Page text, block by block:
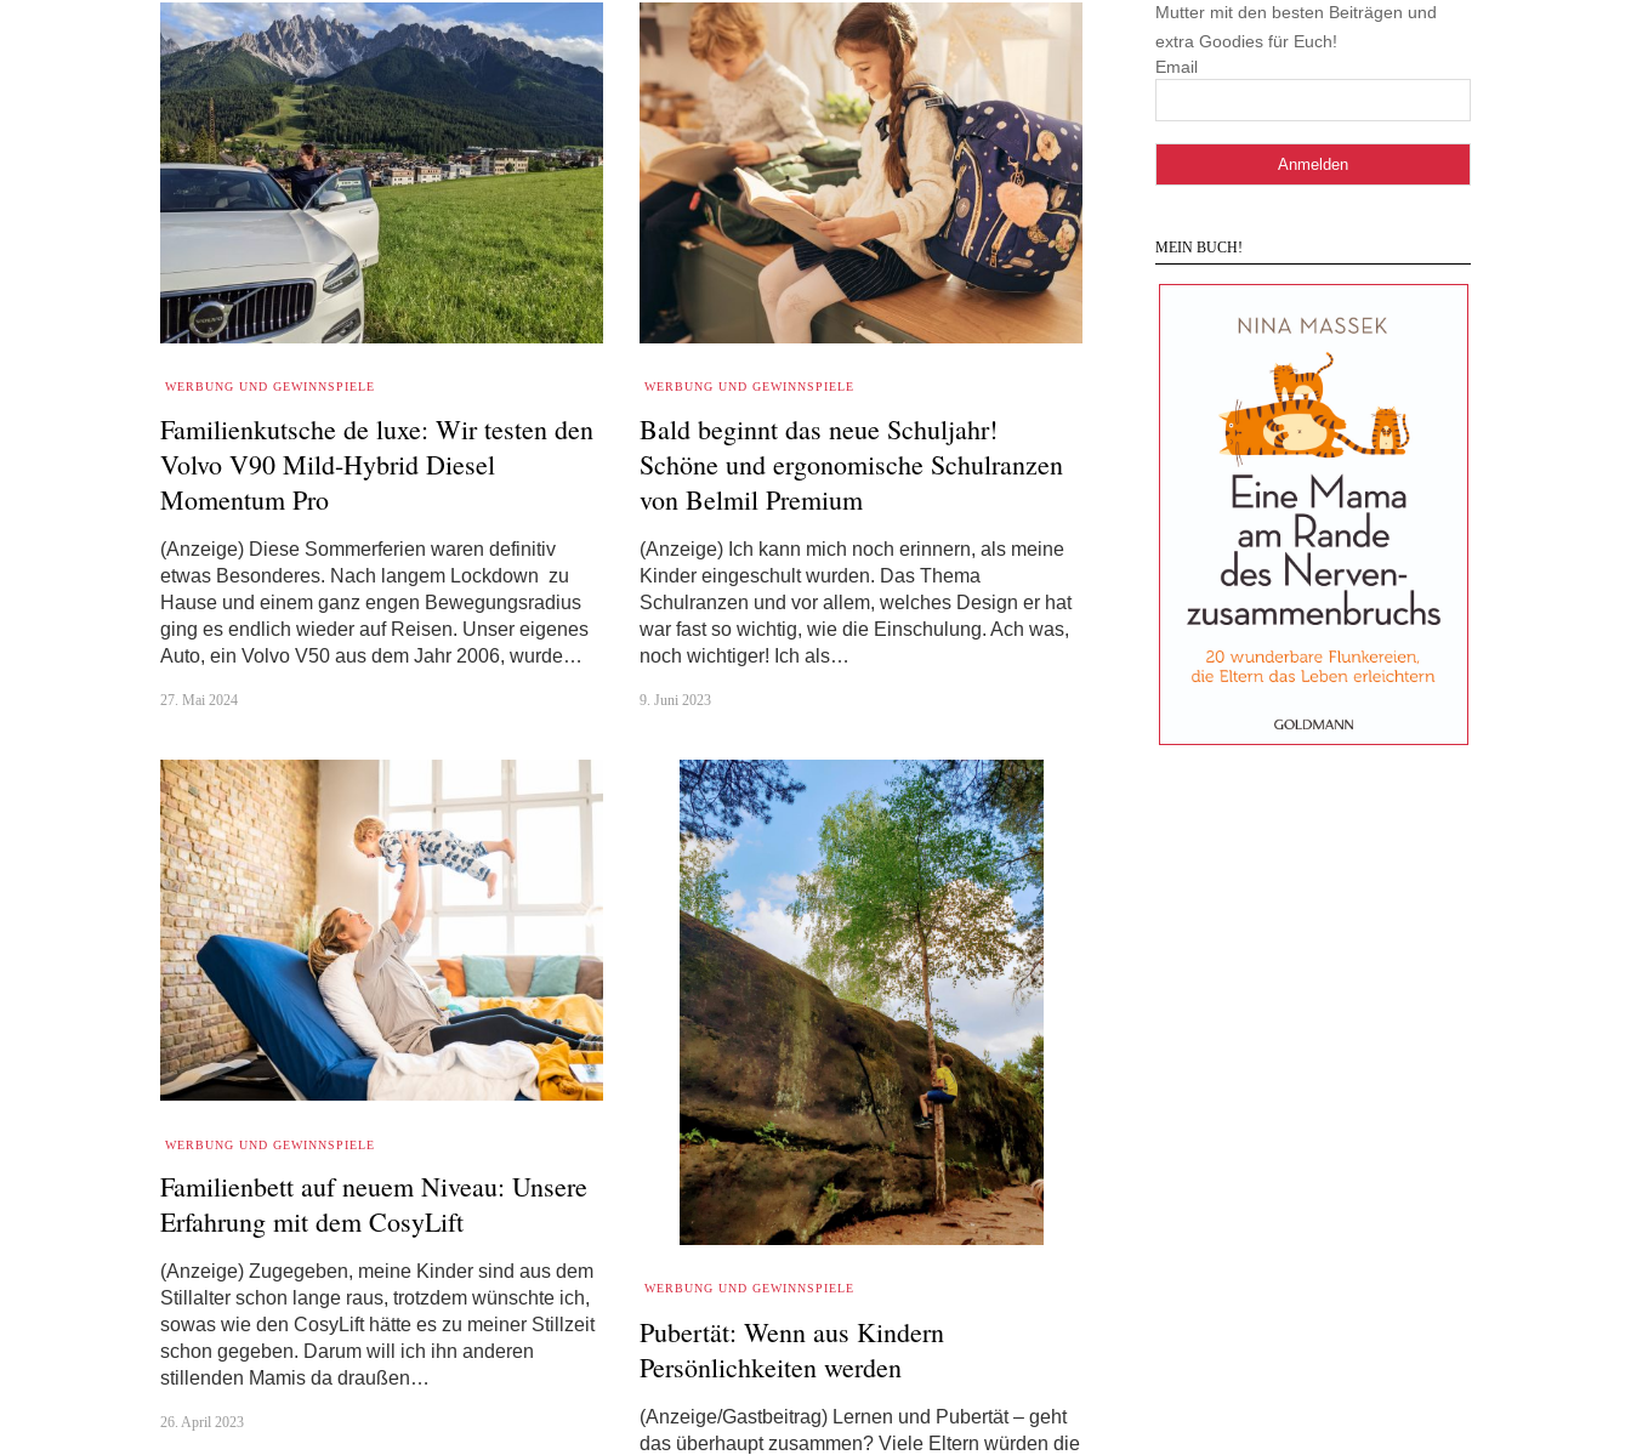
WERBUNG UND GEWINNSPIELE
Familienkutsche de luxe: Wir testen den
Volvo V90 Mild-Hybrid Diesel
Momentum Pro
(Anzeige) Diese Sommerferien waren definitiv
etwas Besonderes. Nach langem Lockdown zu
Hause und einem ganz engen Bewegungsradius
ging es endlich wieder auf Reisen. Unser eigenes
Auto, ein Volvo V50 aus dem Jahr 2006, wurde…
27. Mai 2024
WERBUNG UND GEWINNSPIELE
Bald beginnt das neue Schuljahr!
Schöne und ergonomische Schulranzen
von Belmil Premium
(Anzeige) Ich kann mich noch erinnern, als meine
Kinder eingeschult wurden. Das Thema
Schulranzen und vor allem, welches Design er hat
war fast so wichtig, wie die Einschulung. Ach was,
noch wichtiger! Ich als…
9. Juni 2023
WERBUNG UND GEWINNSPIELE
Familienbett auf neuem Niveau: Unsere
Erfahrung mit dem CosyLift
(Anzeige) Zugegeben, meine Kinder sind aus dem
Stillalter schon lange raus, trotzdem wünschte ich,
sowas wie den CosyLift hätte es zu meiner Stillzeit
schon gegeben. Darum will ich ihn anderen
stillenden Mamis da draußen…
26. April 2023
WERBUNG UND GEWINNSPIELE
Pubertät: Wenn aus Kindern
Persönlichkeiten werden
(Anzeige/Gastbeitrag) Lernen und Pubertät – geht
das überhaupt zusammen? Viele Eltern würden die
Mutter mit den besten Beiträgen und
extra Goodies für Euch!
Email
MEIN BUCH!